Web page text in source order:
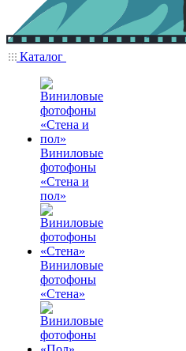
Каталог
Виниловые
фотофоны
«Стена и
пол»
Виниловые
фотофоны
«Стена»